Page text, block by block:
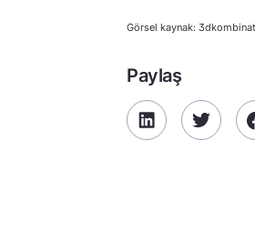
Görsel kaynak:
Paylaş